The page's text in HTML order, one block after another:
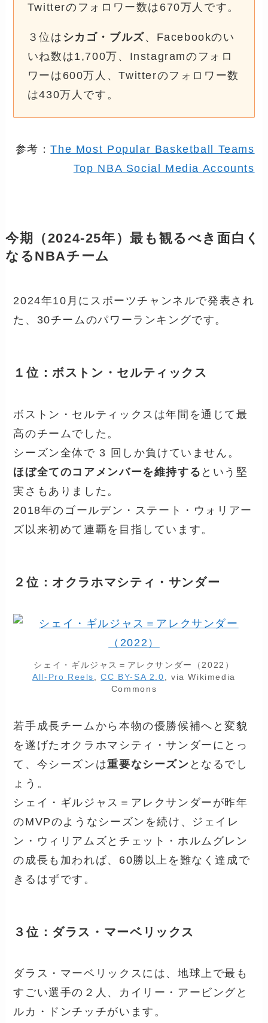
Twitterのフォロワー数は670万人です。
３位は シカゴ・ブルズ、Facebookのい
いね数は1,700万、Instagramのフォロ
ワーは600万人、Twitterのフォロワー数
は430万人です。
参考：The Most Popular Basketball Teams
Top NBA Social Media Accounts
今期（2024-25年）最も観るべき面白く
なるNBAチーム
2024年10月にスポーツチャンネルで発表され
た、30チームのパワーランキングです。
１位：ボストン・セルティックス
ボストン・セルティックスは年間を通じて最
高のチームでした。
シーズン全体で 3 回しか負けていません。
ほぼ全てのコアメンバーを維持する という堅
実さもありました。
2018年のゴールデン・ステート・ウォリアー
ズ以来初めて連覇を目指しています。
２位：オクラホマシティ・サンダー
シェイ・ギルジャス＝アレクサンダー（2022）
All-Pro Reels
,CC BY-SA 2.0
, via Wikimedia
Commons
若手成長チームから本物の優勝候補へと変貌
を遂げたオクラホマシティ・サンダーにとっ
て、今シーズンは重要なシーズン となるでし
ょう。
シェイ・ギルジャス＝アレクサンダーが昨年
のMVPのようなシーズンを続け、ジェイレ
ン・ウィリアムズとチェット・ホルムグレン
の成長も加われば、60勝以上を難なく達成で
きるはずです。
３位：ダラス・マーベリックス
ダラス・マーベリックスには、地球上で最も
すごい選手の２人、カイリー・アービングと
ルカ・ドンチッチがいます。